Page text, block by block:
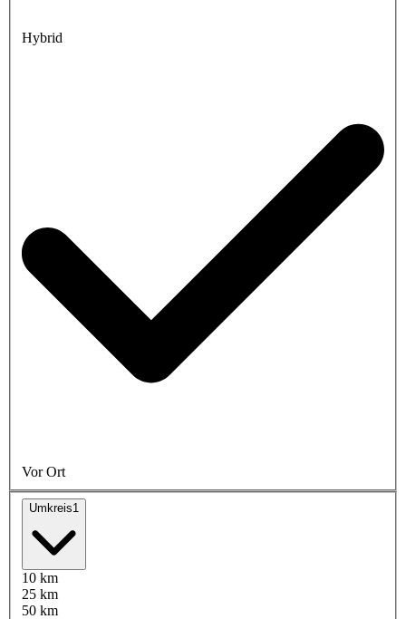
Hybrid
Vor Ort
Umkreis1
10 km
25 km
50 km